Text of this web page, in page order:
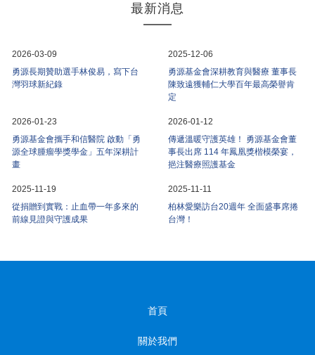
最新消息
2026-03-09
勇源長期贊助選手林俊易，寫下台
灣羽球新紀錄
2025-12-06
勇源基金會深耕教育與醫療 董事長
陳致遠獲輔仁大學百年最高榮譽肯
定
2026-01-23
勇源基金會攜手和信醫院 啟動「勇
源全球腫瘤學獎學金」五年深耕計
畫
2026-01-12
傳遞溫暖守護英雄！ 勇源基金會董
事長出席 114 年鳳凰獎楷模榮宴，
挹注醫療照護基金
2025-11-19
從捐贈到實戰：止血帶一年多來的
前線見證與守護成果
2025-11-11
柏林愛樂訪台20週年 全面盛事席捲
台灣！
首頁
關於我們